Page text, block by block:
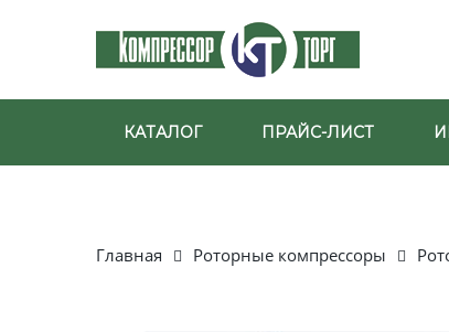
КАТАЛОГ ПРАЙС-ЛИСТ
Главная Роторные компрессоры